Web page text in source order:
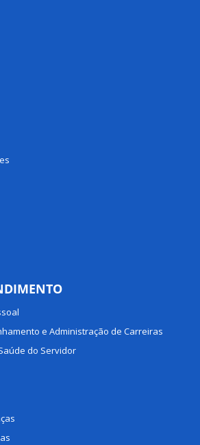
e Administração de Carreiras
do Servidor